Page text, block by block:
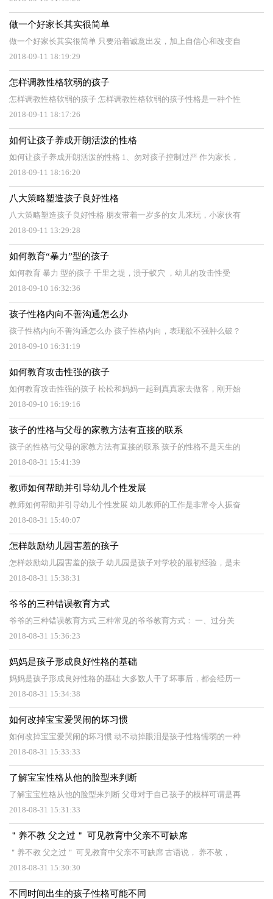
做一个好家长其实很简单
做一个好家长其实很简单 只要沿着诚意出发，加上自信心和改变自
2018-09-11 18:19:29
怎样调教性格软弱的孩子
怎样调教性格软弱的孩子 怎样调教性格软弱的孩子性格是一种个性
2018-09-11 18:17:26
如何让孩子养成开朗活泼的性格
如何让孩子养成开朗活泼的性格 1、勿对孩子控制过严 作为家长，
2018-09-11 18:16:20
八大策略塑造孩子良好性格
八大策略塑造孩子良好性格 朋友带着一岁多的女儿来玩，小家伙有
2018-09-11 13:29:28
如何教育“暴力”型的孩子
如何教育 暴力 型的孩子 千里之堤，溃于蚁穴 ，幼儿的攻击性受
2018-09-10 16:32:36
孩子性格内向不善沟通怎么办
孩子性格内向不善沟通怎么办 孩子性格内向，表现欲不强肿么破？
2018-09-10 16:31:19
如何教育攻击性强的孩子
如何教育攻击性强的孩子 松松和妈妈一起到真真家去做客，刚开始
2018-09-10 16:19:16
孩子的性格与父母的家教方法有直接的联系
孩子的性格与父母的家教方法有直接的联系 孩子的性格不是天生的
2018-08-31 15:41:39
教师如何帮助并引导幼儿个性发展
教师如何帮助并引导幼儿个性发展 幼儿教师的工作是非常令人振奋
2018-08-31 15:40:07
怎样鼓励幼儿园害羞的孩子
怎样鼓励幼儿园害羞的孩子 幼儿园是孩子对学校的最初经验，是未
2018-08-31 15:38:31
爷爷的三种错误教育方式
爷爷的三种错误教育方式 三种常见的爷爷教育方式： 一、过分关
2018-08-31 15:36:23
妈妈是孩子形成良好性格的基础
妈妈是孩子形成良好性格的基础 大多数人干了坏事后，都会经历一
2018-08-31 15:34:38
如何改掉宝宝爱哭闹的坏习惯
如何改掉宝宝爱哭闹的坏习惯 动不动掉眼泪是孩子性格懦弱的一种
2018-08-31 15:33:33
了解宝宝性格从他的脸型来判断
了解宝宝性格从他的脸型来判断 父母对于自己孩子的模样可谓是再
2018-08-31 15:31:33
＂养不教 父之过＂ 可见教育中父亲不可缺席
＂养不教 父之过＂ 可见教育中父亲不可缺席 古语说， 养不教，
2018-08-31 15:30:30
不同时间出生的孩子性格可能不同